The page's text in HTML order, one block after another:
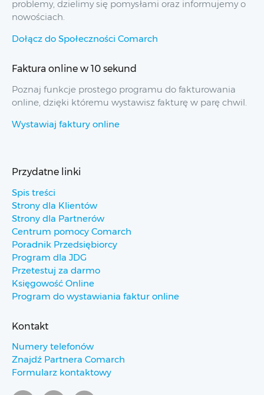
problemy, dzielimy się pomysłami oraz informujemy o
nowościach.
Dołącz do Społeczności Comarch
Faktura online w 10 sekund
Poznaj funkcje prostego programu do fakturowania
online, dzięki któremu wystawisz fakturę w parę chwil.
Wystawiaj faktury online
Przydatne linki
Spis treści
Strony dla Klientów
Strony dla Partnerów
Centrum pomocy Comarch
Poradnik Przedsiębiorcy
Program dla JDG
Przetestuj za darmo
Księgowość Online
Program do wystawiania faktur online
Kontakt
Numery telefonów
Znajdź Partnera Comarch
Formularz kontaktowy